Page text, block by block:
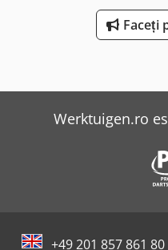
Faceți
Werktuigen.ro
+49 201 857 861 80